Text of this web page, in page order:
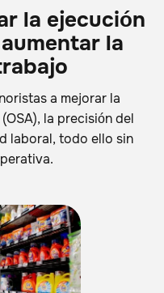
la ejecución
la
a mejorar la
la precisión del
laboral, todo ello sin